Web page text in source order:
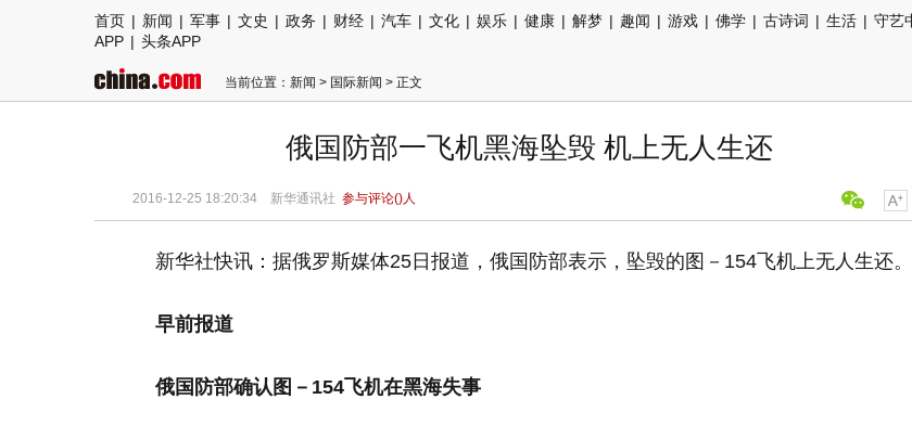
首页 | 新闻 | 军事 | 文史 | 政务 | 财经 | 汽车 | 文化 | 娱乐 | 健康 | 解梦 | 趣闻 | 游戏 | 佛学 | 古诗词 | 生活 | 守艺
APP | 头条APP
当前位置： 新闻 > 国际新闻 > 正文
俄国防部一飞机黑海坠毁 机上无人生还
2016-12-25 18:20:34 新华通讯社 参与评论()人
新华社快讯：据俄罗斯媒体25日报道，俄国防部表示，坠毁的图－154飞机上无人生还。
早前报道
俄国防部确认图－154飞机在黑海失事